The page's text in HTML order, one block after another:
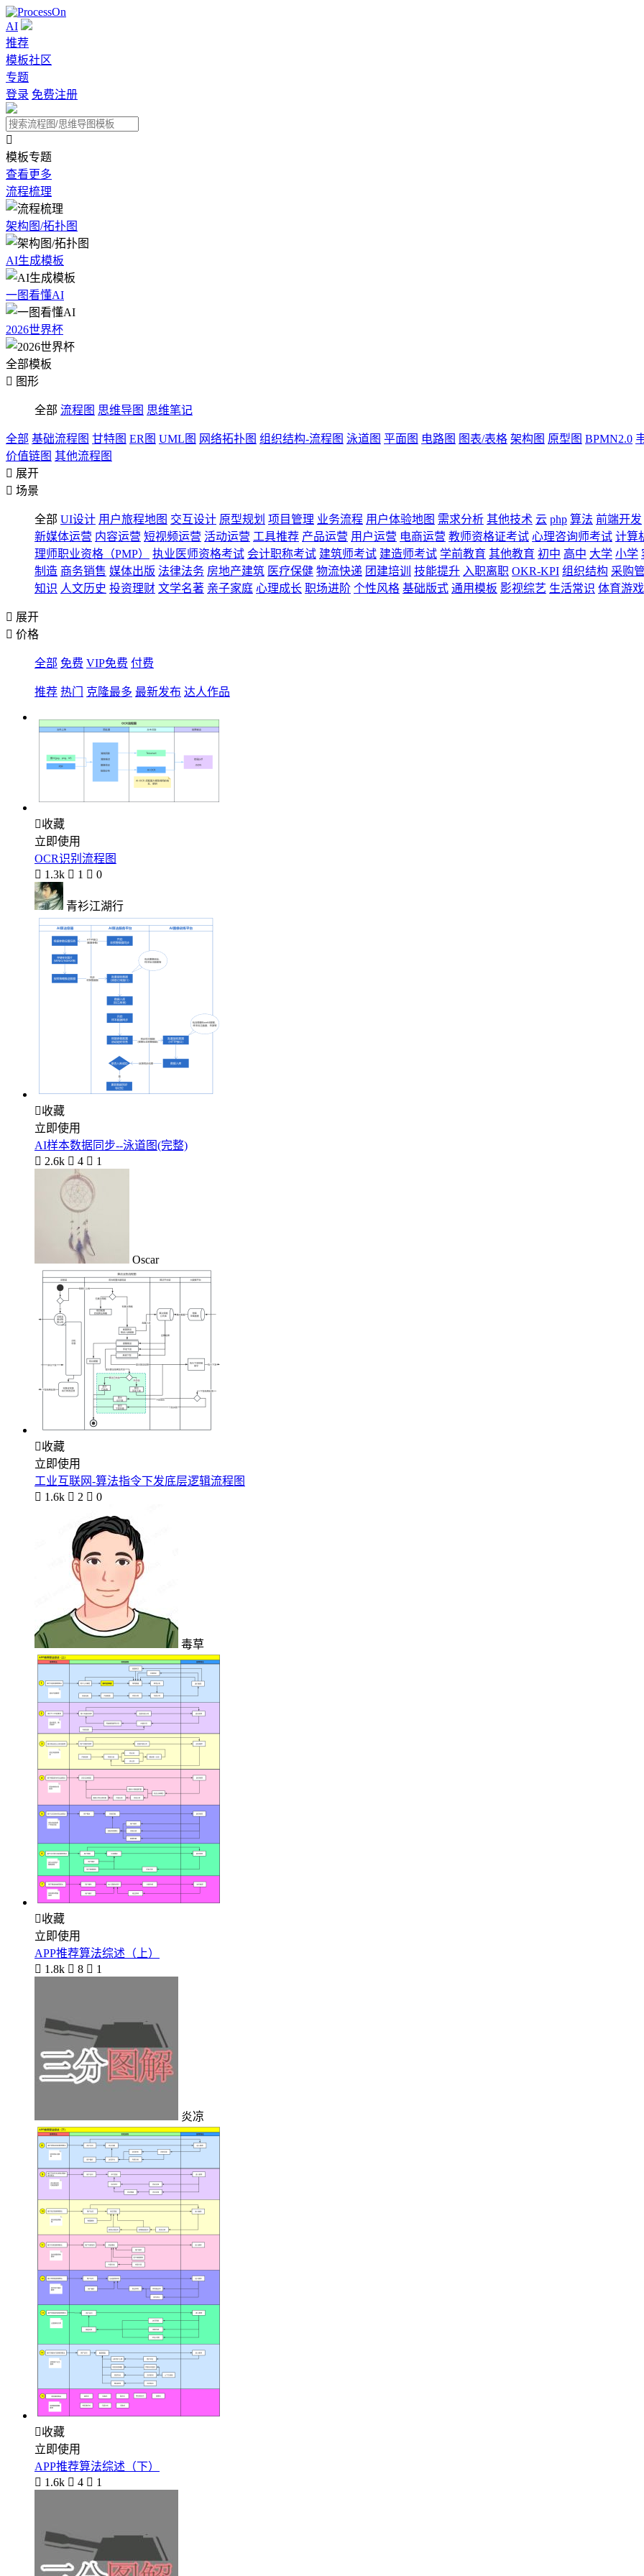
AI
推荐
模板社区
专题
登录 免费注册

模板专题
查看更多
流程梳理
架构图/拓扑图
AI生成模板
一图看懂AI
2026世界杯
全部模板
 图形
全部 流程图 思维导图 思维笔记
全部 基础流程图 甘特图 ER图 UML图 网络拓扑图 组织结构-流程图 泳道图 平面图 电路图 图表/表格 架构图 原型图 BPMN2.0
价值链图 其他流程图
 展开
 场景
全部 UI设计 用户旅程地图 交互设计 原型规划 项目管理 业务流程 用户体验地图 需求分析 其他技术 云 php 算法 前端开发
新媒体运营 内容运营 短视频运营 活动运营 工具推荐 产品运营 用户运营 电商运营 教师资格证考试 心理咨询师考试 计算
理师职业资格（PMP）
执业医师资格考试 会计职称考试 建筑师考试 建造师考试 学前教育 其他教育 初中 高中 大学 小学
制造 商务销售 媒体出版 法律法务 房地产建筑 医疗保健 物流快递 团建培训 技能提升 入职离职 OKR-KPI 组织结构 采购
知识 人文历史 投资理财 文学名著 亲子家庭 心理成长 职场进阶 个性风格 基础版式 通用模板 影视综艺 生活常识 体育游戏
 展开
 价格
全部 免费 VIP免费 付费
推荐 热门 克隆最多 最新发布 达人作品
收藏
立即使用
OCR识别流程图
 1.3k  1  0
青衫江湖行
收藏
立即使用
AI样本数据同步--泳道图(完整)
 2.6k  4  1
Oscar
收藏
立即使用
工业互联网-算法指令下发底层逻辑流程图
 1.6k  2  0
毒草
收藏
立即使用
APP推荐算法综述（上）
 1.8k  8  1
炎凉
收藏
立即使用
APP推荐算法综述（下）
 1.6k  4  1